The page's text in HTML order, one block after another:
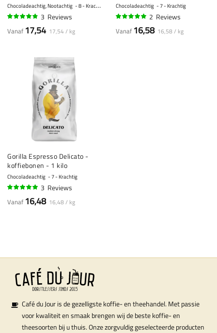
Chocoladeachtig, Nootachtig 8 - Krachtig
3 Reviews
Vanaf 17,54 17,54 / kg
Chocoladeachtig 7 - Krachtig
2 Reviews
Vanaf 16,58 16,58 / kg
Gorilla Espresso Delicato -
koffiebonen - 1 kilo
Chocoladeachtig 7 - Krachtig
3 Reviews
Vanaf 16,48 16,48 / kg
Café du Jour is de gezelligste koffie- en theehandel. Met passie
voor kwaliteit en smaak brengen wij de beste koffie- en
theesoorten bij u thuis. Onze zorgvuldig geselecteerde producten